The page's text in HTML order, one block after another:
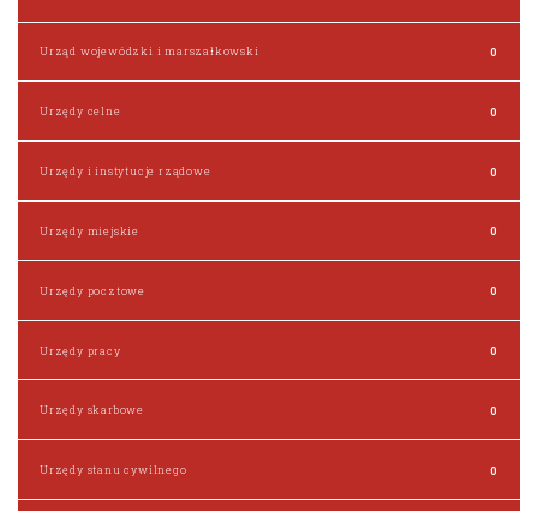
Urząd wojewódzki i marszałkowski 0
Urzędy celne 0
Urzędy i instytucje rządowe 0
Urzędy miejskie 0
Urzędy pocztowe 0
Urzędy pracy 0
Urzędy skarbowe 0
Urzędy stanu cywilnego 0